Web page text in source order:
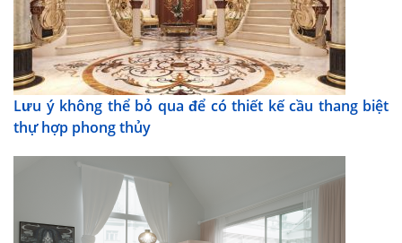
Lưu ý không thể bỏ qua để có thiết kế cầu thang biệt
thự hợp phong thủy